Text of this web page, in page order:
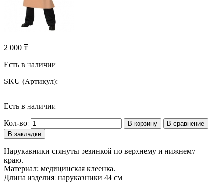
2 000 ₸
Есть в наличии
SKU (Артикул):
Есть в наличии
Кол-во: В корзину
В сравнение
В закладки
Нарукавники стянуты резинкой по верхнему и нижнему
краю.
Материал: медицинская клеенка.
Длина изделия: нарукавники 44 см